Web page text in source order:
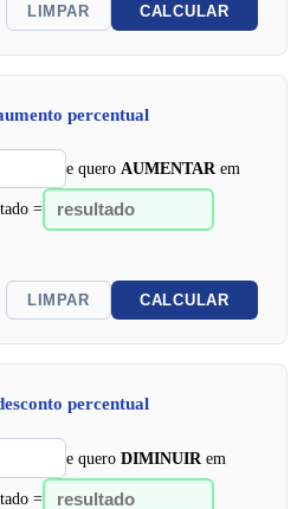
LIMPAR CALCULAR
percentual
e quero AUMENTAR em
=
LIMPAR CALCULAR
percentual
e quero DIMINUIR em
=